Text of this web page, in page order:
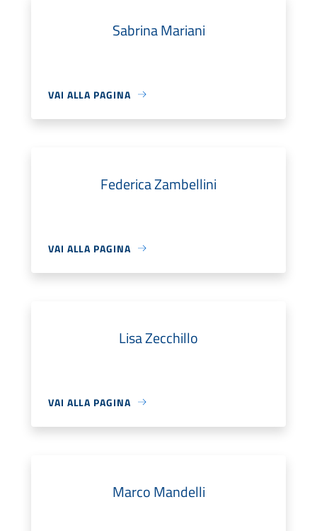
Sabrina Mariani
VAI ALLA PAGINA
Federica Zambellini
VAI ALLA PAGINA
Lisa Zecchillo
VAI ALLA PAGINA
Marco Mandelli